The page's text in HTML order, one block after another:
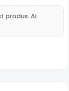
produs. Ai